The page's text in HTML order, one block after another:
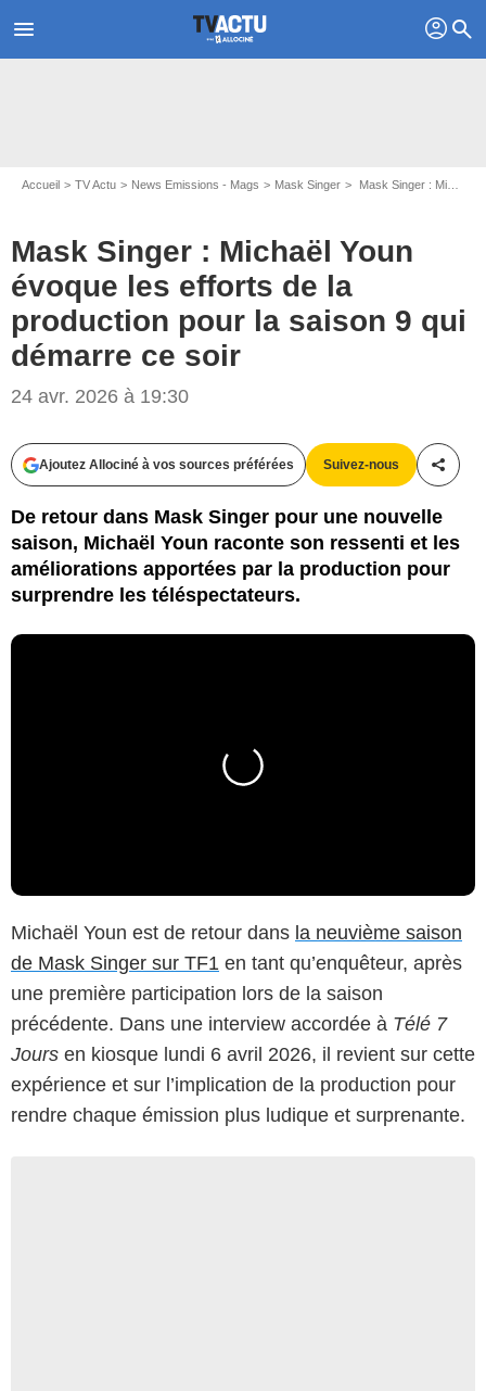
menu profil search
Accueil TV Actu News Emissions - Mags Mask Singer Mask Singer : Michaël Youn évoque les efforts de la production pour la saison 9 qui démarre ce soir
Mask Singer : Michaël Youn
évoque les efforts de la
production pour la saison 9 qui
démarre ce soir
24 avr. 2026 à 19:30
Ajoutez Allociné à vos sources préférées Suivez-nous
De retour dans Mask Singer pour une nouvelle
saison, Michaël Youn raconte son ressenti et les
améliorations apportées par la production pour
surprendre les téléspectateurs.
Michaël Youn est de retour dans la neuvième saison
de Mask Singer sur TF1 en tant qu’enquêteur, après
une première participation lors de la saison
précédente. Dans une interview accordée à Télé 7
Jours en kiosque lundi 6 avril 2026, il revient sur cette
expérience et sur l’implication de la production pour
rendre chaque émission plus ludique et surprenante.